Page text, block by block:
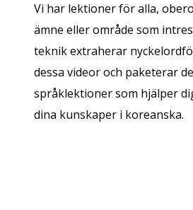
Vi har lektioner för alla,
ämne eller område som
teknik extraherar
dessa videor och paketerar
språklektioner som hjälper
dina kunskaper i koreanska.